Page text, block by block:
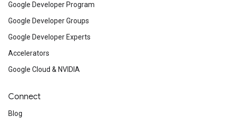
Google Developer Program
Google Developer Groups
Google Developer Experts
Accelerators
Google Cloud & NVIDIA
Connect
Blog